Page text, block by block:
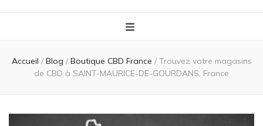
Accueil / Blog / Boutique CBD France / Trouvez votre magasins
de CBD à SAINT-MAURICE-DE-GOURDANS, France